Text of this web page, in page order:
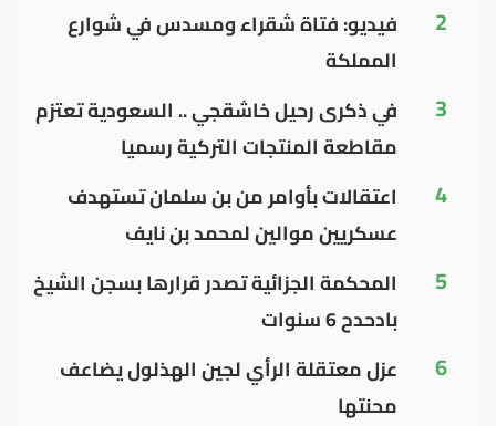
2
فيديو: فتاة شقراء ومسدس في شوارع
المملكة
3
في ذكرى رحيل خاشقجي .. السعودية تعتزم
مقاطعة المنتجات التركية رسميا
4
اعتقالات بأوامر من بن سلمان تستهدف
عسكريين موالين لمحمد بن نايف
5
المحكمة الجزائية تصدر قرارها بسجن الشيخ
بادحدح 6 سنوات
6
عزل معتقلة الرأي لجين الهذلول يضاعف
محنتها